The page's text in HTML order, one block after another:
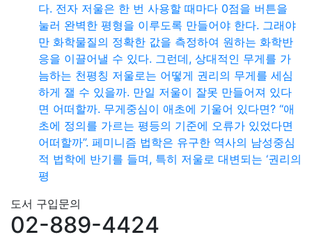
다. 전자 저울은 한 번 사용할 때마다 0점을 버튼을
눌러 완벽한 평형을 이루도록 만들어야 한다. 그래야
만 화학물질의 정확한 값을 측정하여 원하는 화학반
응을 이끌어낼 수 있다. 그런데, 상대적인 무게를 가
늠하는 천평칭 저울로는 어떻게 권리의 무게를 세심
하게 잴 수 있을까. 만일 저울이 잘못 만들어져 있다
면 어떠할까. 무게중심이 애초에 기울어 있다면? “애
초에 정의를 가르는 평등의 기준에 오류가 있었다면
어떠할까”. 페미니즘 법학은 유구한 역사의 남성중심
적 법학에 반기를 들며, 특히 저울로 대변되는 ‘권리의
평
도서 구입문의
02-889-4424